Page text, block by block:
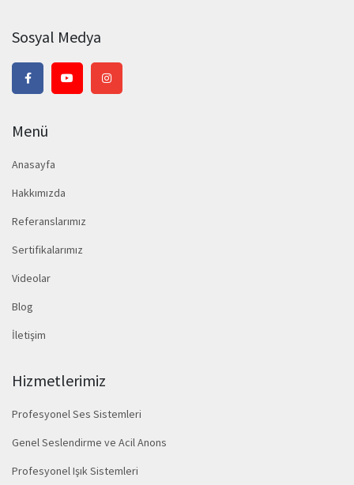
Sosyal Medya
Menü
Anasayfa
Hakkımızda
Referanslarımız
Sertifikalarımız
Videolar
Blog
İletişim
Hizmetlerimiz
Profesyonel Ses Sistemleri
Genel Seslendirme ve Acil Anons
Profesyonel Işık Sistemleri